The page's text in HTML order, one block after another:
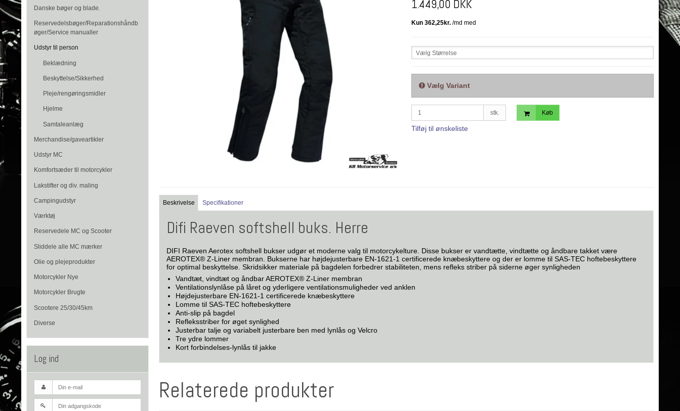
Danske bøger og blade.
Reservedelsbøger/Reparationshåndb
øger/Service manualler
Udstyr til person
Beklædning
Beskyttelse/Sikkerhed
Pleje/rengøringsmidler
Hjelme
Samtaleanlæg
Merchandise/gaveartikler
Udstyr MC
Komfortsæder til motorcykler
Lakstifter og div. maling
Campingudstyr
Værktøj
Reservedele MC og Scooter
Sliddele alle MC mærker
Olie og plejeprodukter
Motorcykler Nye
Motorcykler Brugte
Scootere 25/30/45km
Diverse
Log ind
1.449,00 DKK
Vælg Størrelse
Vælg Variant
stk. Køb
Tilføj til ønskeliste
Beskrivelse Specifikationer
Difi Raeven softshell buks. Herre
DIFI Raeven Aerotex softshell bukser udgør et moderne valg til motorcykelture. Disse bukser er vandtætte, vindtætte og åndbare takket være
AEROTEX® Z-Liner membran. Bukserne har højdejusterbare EN-1621-1 certificerede knæbeskyttere og der er lomme til SAS-TEC hoftebeskyttere
for optimal beskyttelse. Skridsikker materiale på bagdelen forbedrer stabiliteten, mens refleks striber på siderne øger synligheden
Vandtæt, vindtæt og åndbar AEROTEX® Z-Liner membran
Ventilationslynlåse på låret og yderligere ventilationsmuligheder ved anklen
Højdejusterbare EN-1621-1 certificerede knæbeskyttere
Lomme til SAS-TEC hoftebeskyttere
Anti-slip på bagdel
Refleksstriber for øget synlighed
Justerbar talje og variabelt justerbare ben med lynlås og Velcro
Tre ydre lommer
Kort forbindelses-lynlås til jakke
Relaterede produkter